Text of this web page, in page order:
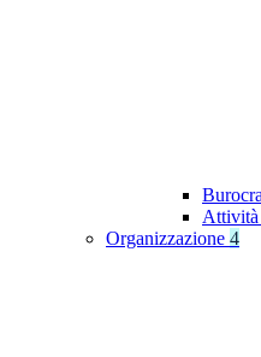
Attività
Organizzazione 4